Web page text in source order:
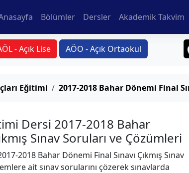
Bölümler Dersler Akademik Takvim
- Açık Lise AÖO - Açık Ortaokul
Eğitimi 2017-2018 Bahar Dönemi Final
Dersi 2017-2018 Bahar
Sınav Soruları ve Çözümleri
2018 Bahar Dönemi Final Sınavı Çıkmış Sınav
ait sınav sorularını çözerek sınavlarda